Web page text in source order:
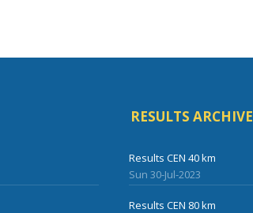
RESULTS ARCHIVE
Results CEN 40 km
Sun 30-Jul-2023
Results CEN 80 km